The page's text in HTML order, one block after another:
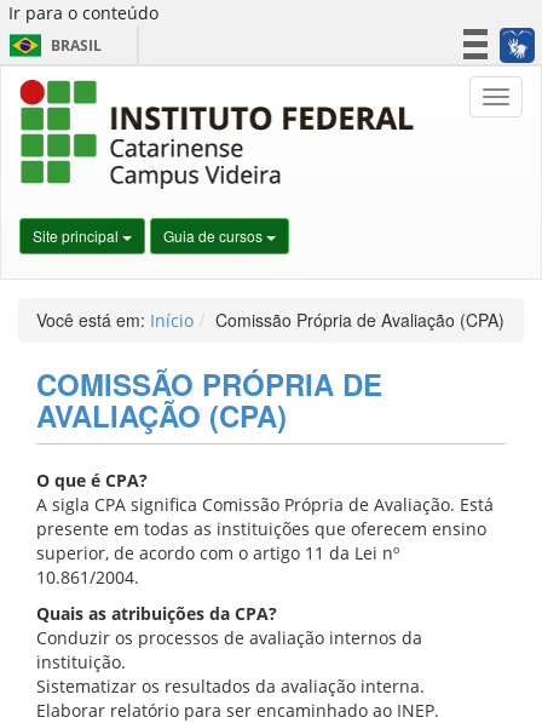
Ir para o conteúdo
BRASIL
Simplifique!
Site principal Guia de cursos
Você está em: Início Comissão Própria de Avaliação (CPA)
COMISSÃO PRÓPRIA DE
AVALIAÇÃO (CPA)
O que é CPA?
A sigla CPA significa Comissão Própria de Avaliação. Está
presente em todas as instituições que oferecem ensino
superior, de acordo com o artigo 11 da Lei nº
10.861/2004.
Quais as atribuições da CPA?
Conduzir os processos de avaliação internos da
instituição.
Sistematizar os resultados da avaliação interna.
Elaborar relatório para ser encaminhado ao INEP.